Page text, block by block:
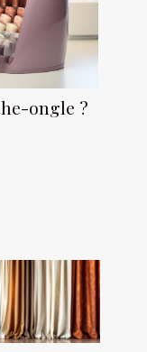
ongle ?